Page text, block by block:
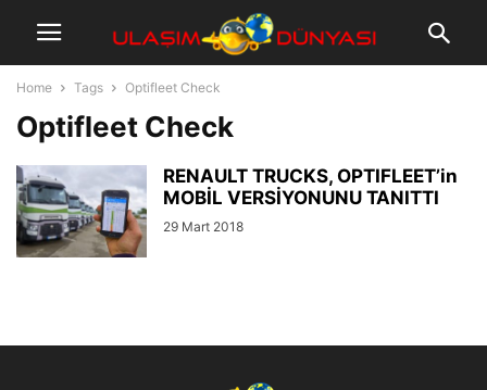
Home Tags Optifleet Check
Optifleet Check
RENAULT TRUCKS, OPTIFLEET’in
MOBİL VERSİYONUNU TANITTI
29 Mart 2018